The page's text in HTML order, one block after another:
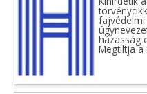
fajvédelmi
házasság
Megtiltja a